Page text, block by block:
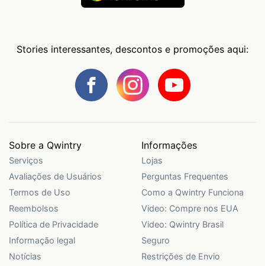
Stories interessantes, descontos e promoções aqui:
Sobre a Qwintry
Serviços
Avaliações de Usuários
Termos de Uso
Reembolsos
Política de Privacidade
Informação legal
Notícias
Informações
Lojas
Perguntas Frequentes
Como a Qwintry Funciona
Video: Compre nos EUA
Video: Qwintry Brasil
Seguro
Restrições de Envio